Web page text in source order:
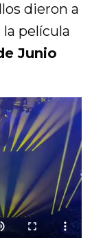
dieron a
película
Junio